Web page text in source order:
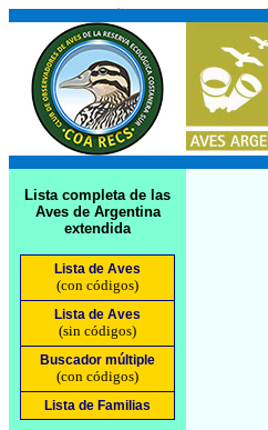
Lista completa de las
Aves de Argentina
extendida
Lista de Aves
(con códigos)
Lista de Aves
(sin códigos)
Buscador múltiple
(con códigos)
Lista de Familias